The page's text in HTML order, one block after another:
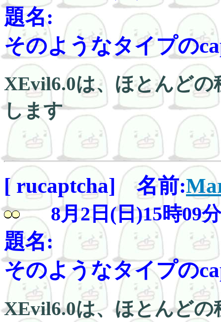
題名:
そのようなタイプの
XEvil6.0は、ほとんどの
します
[ rucaptcha] 名前:
8月2日(日)15時09分
題名:
そのようなタイプの
XEvil6.0は、ほとんどの